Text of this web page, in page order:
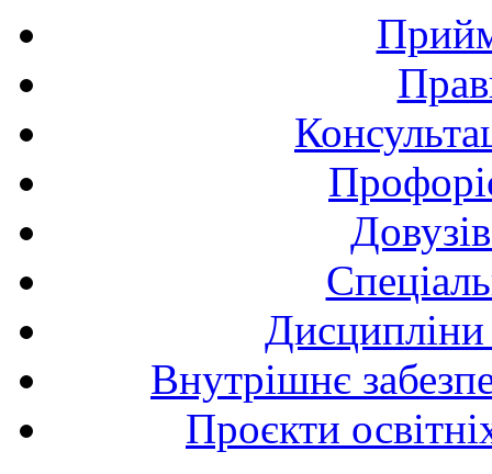
Внутрішнє
Проєкти